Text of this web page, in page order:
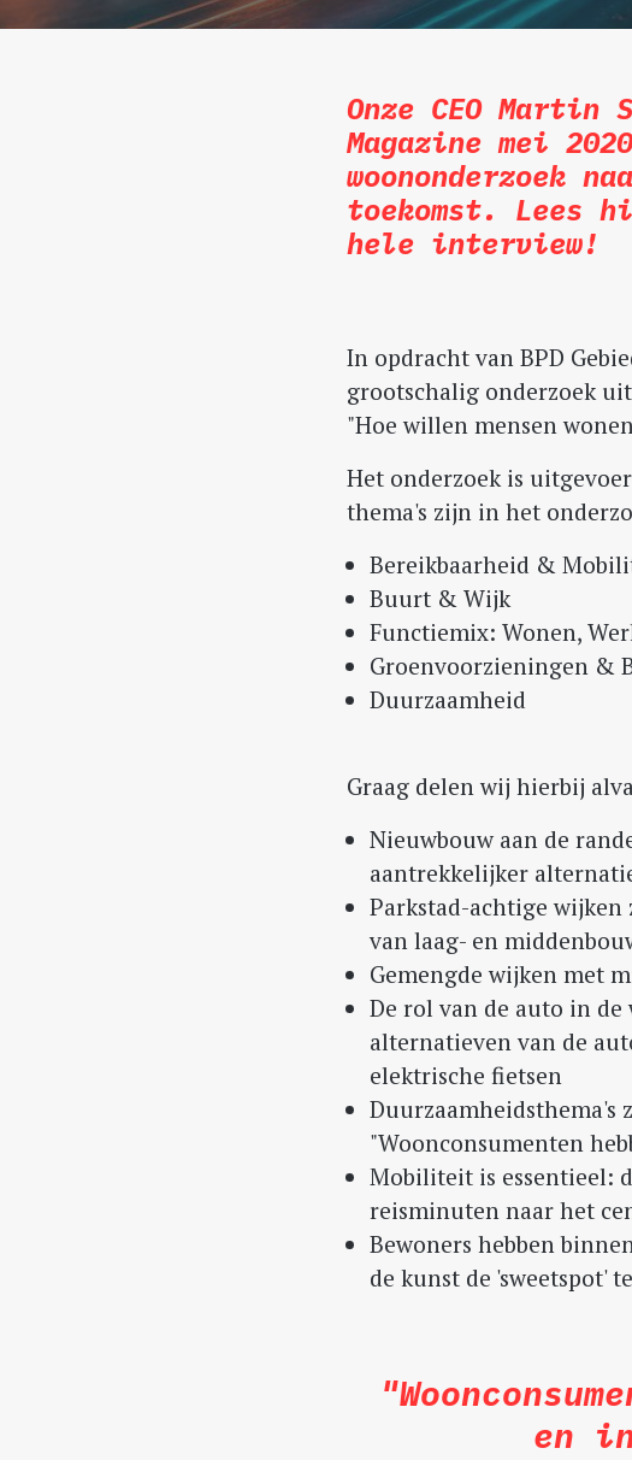
Onze CEO
Magazine mei
woononderzoek
toekomst. Lees
hele interview!
In opdracht van BPD
grootschalig onderzoek
"Hoe willen mensen
Het onderzoek is
thema's zijn in het
Bereikbaarheid &
Buurt & Wijk
Functiemix: Wonen,
Groenvoorzieningen &
Duurzaamheid
Graag delen wij hierbij
Nieuwbouw aan de
aantrekkelijker
Parkstad-achtige
van laag- en
Gemengde wijken met
De rol van de auto in
alternatieven van de
elektrische fietsen
Duurzaamheidsthema's
"Woonconsumenten
Mobiliteit is essentieel:
reisminuten naar het
Bewoners hebben
de kunst de 'sweetspot'
en